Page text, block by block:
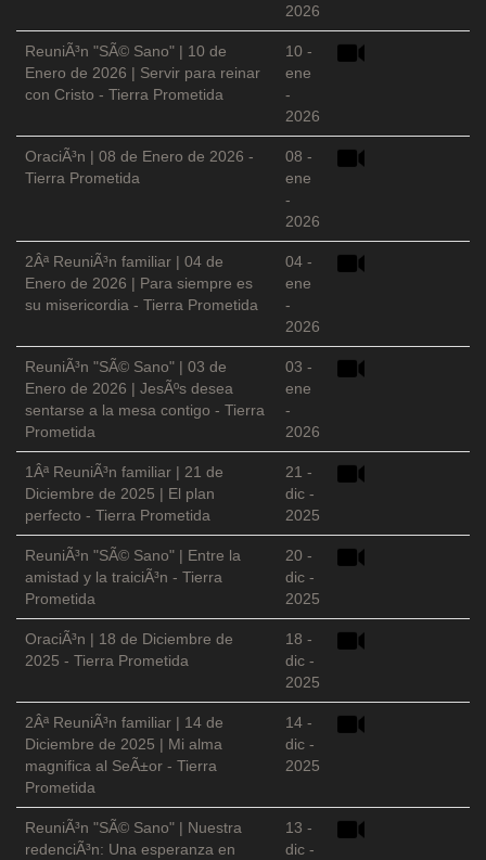
2026
ReuniÃ³n "SÃ© Sano" | 10 de
Enero de 2026 | Servir para reinar
con Cristo - Tierra Prometida
10 -
ene
-
2026
OraciÃ³n | 08 de Enero de 2026 -
Tierra Prometida
08 -
ene
-
2026
2Âª ReuniÃ³n familiar | 04 de
Enero de 2026 | Para siempre es
su misericordia - Tierra Prometida
04 -
ene
-
2026
ReuniÃ³n "SÃ© Sano" | 03 de
Enero de 2026 | JesÃºs desea
sentarse a la mesa contigo - Tierra
Prometida
03 -
ene
-
2026
1Âª ReuniÃ³n familiar | 21 de
Diciembre de 2025 | El plan
perfecto - Tierra Prometida
21 -
dic -
2025
ReuniÃ³n "SÃ© Sano" | Entre la
amistad y la traiciÃ³n - Tierra
Prometida
20 -
dic -
2025
OraciÃ³n | 18 de Diciembre de
2025 - Tierra Prometida
18 -
dic -
2025
2Âª ReuniÃ³n familiar | 14 de
Diciembre de 2025 | Mi alma
magnifica al SeÃ±or - Tierra
Prometida
14 -
dic -
2025
ReuniÃ³n "SÃ© Sano" | Nuestra
redenciÃ³n: Una esperanza en
13 -
dic -